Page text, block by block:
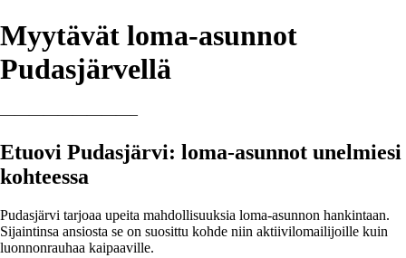
Myytävät loma-asunnot
Pudasjärvellä
—————————–
Etuovi Pudasjärvi: loma-asunnot unelmiesi
kohteessa
Pudasjärvi tarjoaa upeita mahdollisuuksia loma-asunnon hankintaan.
Sijaintinsa ansiosta se on suosittu kohde niin aktiivilomailijoille kuin
luonnonrauhaa kaipaaville.